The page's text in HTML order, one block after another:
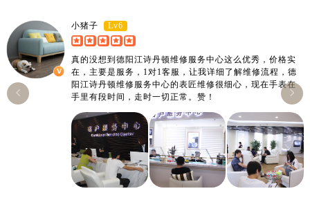
小猪子 Lv6
真的没想到德阳江诗丹顿维修服务中心这么优秀，价格实
在，主要是服务，1对1客服，让我详细了解维修流程，德
阳江诗丹顿维修服务中心的表匠维修很细心，现在手表在
手里有段时间，走时一切正常。赞！

